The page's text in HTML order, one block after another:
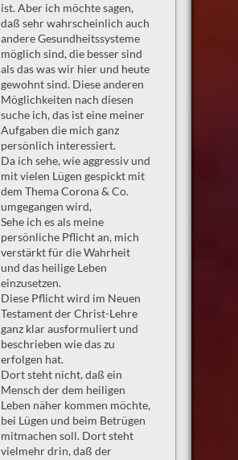
ist. Aber ich möchte sagen,
daß sehr wahrscheinlich auch
andere Gesundheitssysteme
möglich sind, die besser sind
als das was wir hier und heute
gewohnt sind. Diese anderen
Möglichkeiten nach diesen
suche ich, das ist eine meiner
Aufgaben die mich ganz
persönlich interessiert.
Da ich sehe, wie aggressiv und
mit vielen Lügen gespickt mit
dem Thema Corona & Co.
umgegangen wird,
Sehe ich es als meine
persönliche Pflicht an, mich
verstärkt für die Wahrheit
und das heilige Leben
einzusetzen.
Diese Pflicht wird im Neuen
Testament der Christ-Lehre
ganz klar ausformuliert und
beschrieben wie das zu
erfolgen hat.
Dort steht nicht, daß ein
Mensch der dem heiligen
Leben näher kommen möchte,
bei Lügen und beim Betrügen
mitmachen soll. Dort steht
vielmehr drin, daß der